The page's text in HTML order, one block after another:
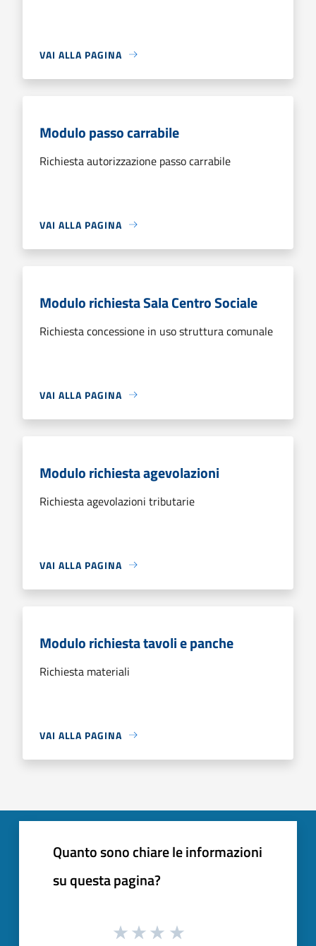
VAI ALLA PAGINA
Modulo passo carrabile
Richiesta autorizzazione passo carrabile
VAI ALLA PAGINA
Modulo richiesta Sala Centro Sociale
Richiesta concessione in uso struttura comunale
VAI ALLA PAGINA
Modulo richiesta agevolazioni
Richiesta agevolazioni tributarie
VAI ALLA PAGINA
Modulo richiesta tavoli e panche
Richiesta materiali
VAI ALLA PAGINA
Quanto sono chiare le informazioni
su questa pagina?